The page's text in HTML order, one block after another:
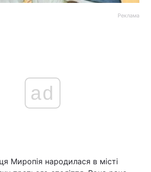
Реклама
ad
Миропія народилася в місті